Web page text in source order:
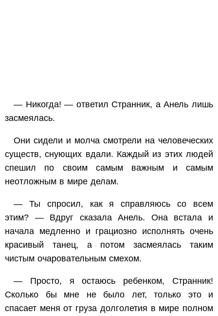
— Никогда! — ответил Странник, а Анель лишь
засмеялась.
Они сидели и молча смотрели на человеческих
существ, снующих вдали. Каждый из этих людей
спешил по своим самым важным и самым
неотложным в мире делам.
— Ты спросил, как я справляюсь со всем
этим? — Вдруг сказала Анель. Она встала и
начала медленно и грациозно исполнять очень
красивый танец, а потом засмеялась таким
чистым очаровательным смехом.
— Просто, я остаюсь ребенком, Странник!
Сколько бы мне не было лет, только это и
спасает меня от груза долголетия в мире полном